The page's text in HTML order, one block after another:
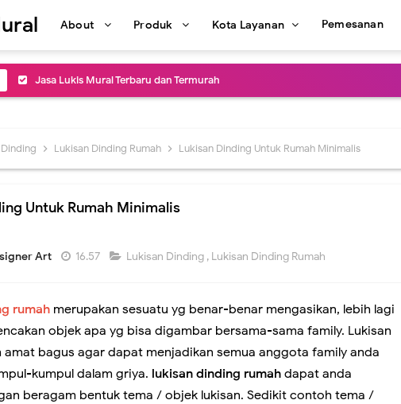
About Produk Kota Layanan Pemesanan
Jasa Lukis Mural Terbaru dan Termurah
Jasa Lukis Mural Dinding Restoran Desain Menarik
Lukisan Mural Dinding Coffee Shop Berkualitas
Lukisan Mural Menarik Cocok Untuk Rumah Minimalis
Jasa Lukis Mural Dengan Kualitas Terbaik Se Indonesia
Lukisan Mural Pendidikan Harga Terbaru 2021
Lukisan Dinding Rumah Lukisan Dinding Untuk Rumah Minimalis
Untuk Rumah Minimalis
Art 16.57 Lukisan Dinding , Lukisan Dinding Rumah
rumah merupakan sesuatu yg benar-benar mengasikan, lebih lagi
objek apa yg bisa digambar bersama-sama family. Lukisan
bagus agar dapat menjadikan semua anggota family anda
kumpul dalam griya. lukisan dinding rumah dapat anda
beragam bentuk tema / objek lukisan. Sedikit contoh tema /